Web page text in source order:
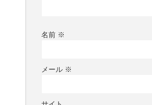
名前 ※
メール ※